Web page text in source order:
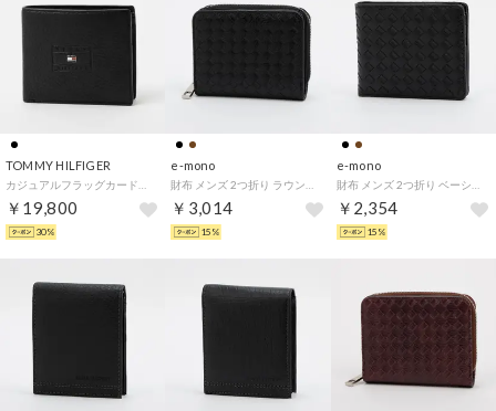
TOMMY HILFIGER
￥19,800
30%
e-mono
￥3,014
15%
e-mono
￥2,354
15%